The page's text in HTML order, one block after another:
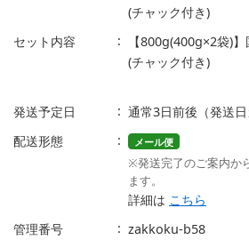
(チャック付き)
セット内容
【800g(400g×2袋)
(チャック付き)
発送予定日
通常3日前後（発送日
配送形態
メール便
※発送完了のご案内か
ます。
詳細は こちら
管理番号
zakkoku-b58